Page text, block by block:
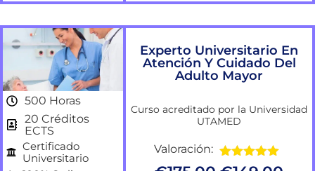
500 Horas
20 Créditos
ECTS
Certificado
Universitario
Experto Universitario En
Atención Y Cuidado Del
Adulto Mayor
Curso acreditado por la Universidad
UTAMED
Valoración:
Valorado